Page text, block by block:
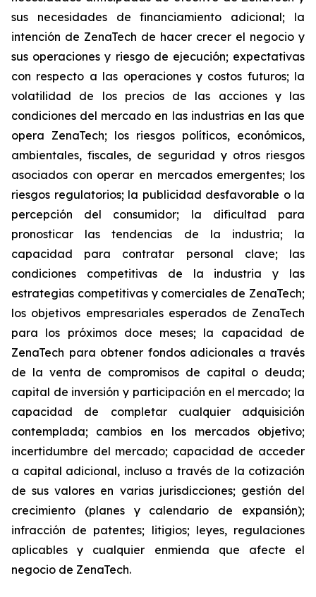
sus necesidades de financiamiento adicional; la
intención de ZenaTech de hacer crecer el negocio y
sus operaciones y riesgo de ejecución; expectativas
con respecto a las operaciones y costos futuros; la
volatilidad de los precios de las acciones y las
condiciones del mercado en las industrias en las que
opera ZenaTech; los riesgos políticos, económicos,
ambientales, fiscales, de seguridad y otros riesgos
asociados con operar en mercados emergentes; los
riesgos regulatorios; la publicidad desfavorable o la
percepción del consumidor; la dificultad para
pronosticar las tendencias de la industria; la
capacidad para contratar personal clave; las
condiciones competitivas de la industria y las
estrategias competitivas y comerciales de ZenaTech;
los objetivos empresariales esperados de ZenaTech
para los próximos doce meses; la capacidad de
ZenaTech para obtener fondos adicionales a través
de la venta de compromisos de capital o deuda;
capital de inversión y participación en el mercado; la
capacidad de completar cualquier adquisición
contemplada; cambios en los mercados objetivo;
incertidumbre del mercado; capacidad de acceder
a capital adicional, incluso a través de la cotización
de sus valores en varias jurisdicciones; gestión del
crecimiento (planes y calendario de expansión);
infracción de patentes; litigios; leyes, regulaciones
aplicables y cualquier enmienda que afecte el
negocio de ZenaTech.